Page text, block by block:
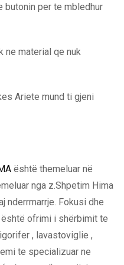
butonin per te mbledhur
ne material qe nuk
Ariete mund ti gjeni
është themeluar në
nga z.Shpetim Hima
nderrmarrje. Fokusi dhe
ofrimi i shërbimit te
, lavastoviglie ,
te specializuar ne